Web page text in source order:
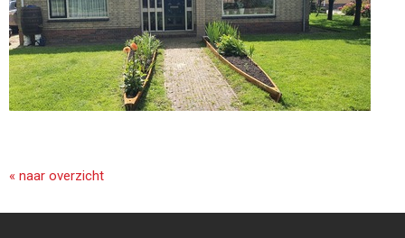
« naar overzicht